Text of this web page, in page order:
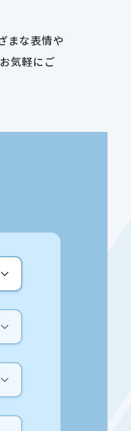
まな表情や
気軽にご